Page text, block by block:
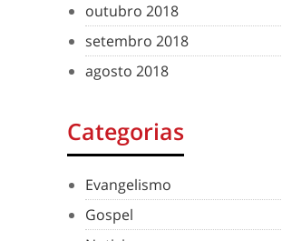
outubro 2018
setembro 2018
agosto 2018
Categorias
Evangelismo
Gospel